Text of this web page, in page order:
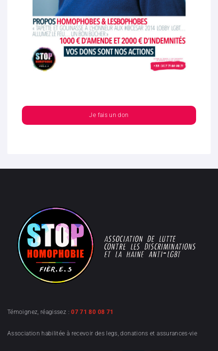
Je fais un don
Témoignez, réagissez :07 71 80 08 71
Association habilitée à recevoir des legs, donations et assurances-vie